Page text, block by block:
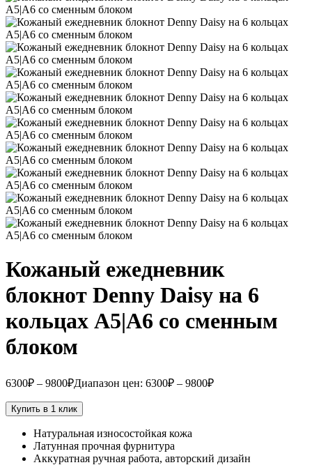
Кожаный ежедневник
блокнот Denny Daisy на 6
кольцах А5|A6 со сменным
блоком
6300₽ – 9800₽Диапазон цен: 6300₽ – 9800₽
Купить в 1 клик
Натуральная износостойкая кожа
Латунная прочная фурнитура
Аккуратная ручная работа, авторский дизайн